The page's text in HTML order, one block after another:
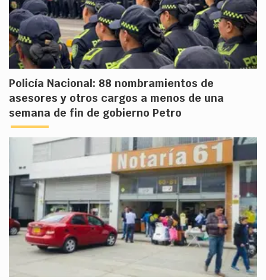
Policía Nacional: 88 nombramientos de
asesores y otros cargos a menos de una
semana de fin de gobierno Petro